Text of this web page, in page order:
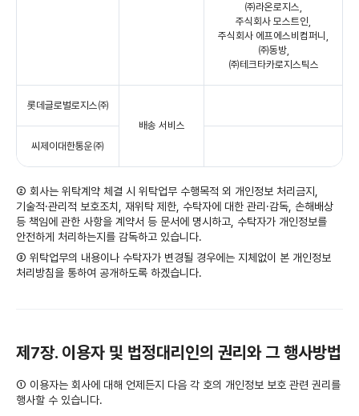
㈜라온로지스,
주식회사 모스트인,
주식회사 에프에스비컴퍼니,
㈜동방,
㈜테크타카로지스틱스
롯데글로벌로지스㈜
배송 서비스
씨제이대한통운㈜
② 회사는 위탁계약 체결 시 위탁업무 수행목적 외 개인정보 처리금지,
기술적·관리적 보호조치, 재위탁 제한, 수탁자에 대한 관리·감독, 손해배상
등 책임에 관한 사항을 계약서 등 문서에 명시하고, 수탁자가 개인정보를
안전하게 처리하는지를 감독하고 있습니다.
③ 위탁업무의 내용이나 수탁자가 변경될 경우에는 지체없이 본 개인정보
처리방침을 통하여 공개하도록 하겠습니다.
제7장. 이용자 및 법정대리인의 권리와 그 행사방법
① 이용자는 회사에 대해 언제든지 다음 각 호의 개인정보 보호 관련 권리를
행사할 수 있습니다.